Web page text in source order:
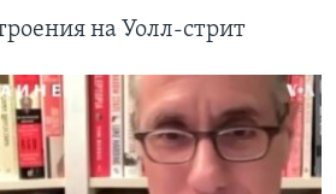
на Уолл-стрит